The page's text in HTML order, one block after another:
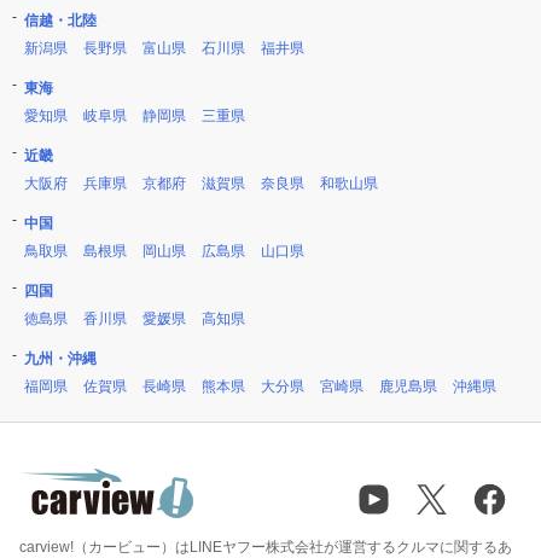
信越・北陸
新潟県
長野県 富山県 石川県 福井県
東海
愛知県
岐阜県 静岡県 三重県
近畿
大阪府
兵庫県 京都府 滋賀県 奈良県 和歌山県
中国
鳥取県
島根県 岡山県 広島県 山口県
四国
徳島県
香川県 愛媛県 高知県
九州・沖縄
福岡県
佐賀県 長崎県 熊本県 大分県 宮崎県 鹿児島県 沖縄県
carview!（カービュー）はLINEヤフー株式会社が運営するクルマに関するあ